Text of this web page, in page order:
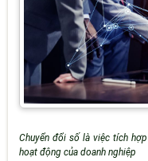
Chuyển đổi số là việc tích
hoạt động của doanh nghiệp